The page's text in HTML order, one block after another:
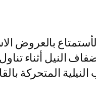
بالعروض
النيل أثناء تناول
المتحركة